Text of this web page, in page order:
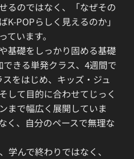
るのではなく、「なぜその
POPらしく見えるのか」
ています。
基礎をしっかり固める基礎
きる単発クラス、4週間で
をはじめ、キッズ・ジュ
して目的に合わせてじっく
まで幅広く展開していま
く、自分のペースで無理な
学んで終わりではなく、